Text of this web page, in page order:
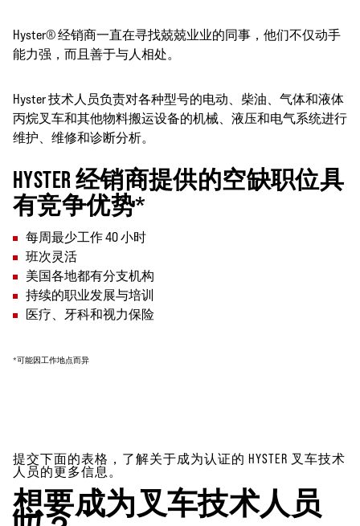
Hyster® 经销商一直在寻找兢兢业业的同事，他们不仅动手
能力强，而且善于与人相处。
Hyster 技术人员负责对各种型号的电动、柴油、气体和液体
丙烷叉车和其他物料搬运设备的机械、液压和电气系统进行
维护、维修和诊断分析。
HYSTER 经销商提供的空缺职位具
有竞争优势*
每周最少工作 40 小时
班次灵活
美国各地都有分支机构
持续的职业发展与培训
医疗、牙科和视力保险
*可能因工作地点而异
提交下面的表格，了解关于成为认证的 HYSTER 叉车技术
人员的更多信息。
想要成为叉车技术人员